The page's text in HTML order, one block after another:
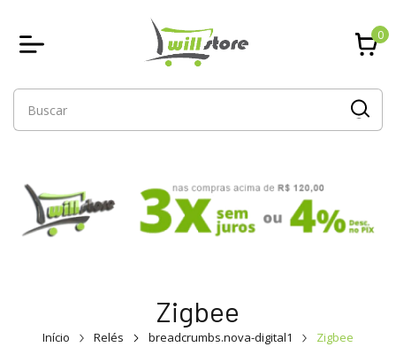
0
Zigbee
Início Relés breadcrumbs.nova-digital1 Zigbee